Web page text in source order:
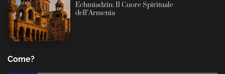
Echmiadzin: Il Cuore Spirituale
dell’Armenia
Come?